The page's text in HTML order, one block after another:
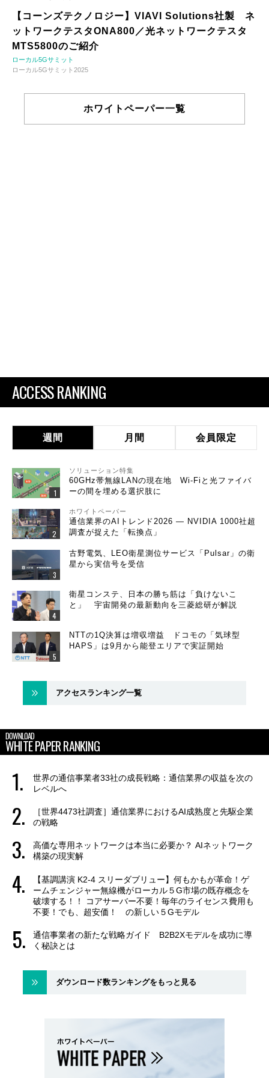
【コーンズテクノロジー】VIAVI Solutions社製 ネ
ットワークテスタONA800／光ネットワークテスタ
MTS5800のご紹介
ローカル5Gサミット
ローカル5Gサミット2025
ホワイトペーパー一覧
ACCESS RANKING
週間 月間 会員限定
ソリューション特集
60GHz帯無線LANの現在地 Wi-Fiと光ファイバ
ーの間を埋める選択肢に
ホワイトペーパー
通信業界のAIトレンド2026 ― NVIDIA 1000社超
調査が捉えた「転換点」
古野電気、LEO衛星測位サービス「Pulsar」の衛
星から実信号を受信
衛星コンステ、日本の勝ち筋は「負けないこ
と」 宇宙開発の最新動向を三菱総研が解説
NTTの1Q決算は増収増益 ドコモの「気球型
HAPS」は9月から能登エリアで実証開始
アクセスランキング一覧
DOWNLOAD
WHITE PAPER RANKING
世界の通信事業者33社の成長戦略：通信業界の収益を次の
レベルへ
［世界4473社調査］通信業界におけるAI成熟度と先駆企業
の戦略
高価な専用ネットワークは本当に必要か？ AIネットワーク
構築の現実解
【基調講演 K2-4 スリーダブリュー】何もかもが革命！ゲ
ームチェンジャー無線機がローカル５G市場の既存概念を
破壊する！！ コアサーバー不要！毎年のライセンス費用も
不要！でも、超安価！ の新しい５Gモデル
通信事業者の新たな戦略ガイド B2B2Xモデルを成功に導
く秘訣とは
ダウンロード数ランキングをもっと見る